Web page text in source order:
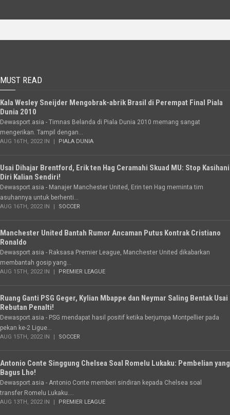
MUST READ
Kala Wesley Sneijder Mengobrak-abrik Brasil di Perempat Final Piala
Dunia 2010
Dewasport.asia - Timnas Belanda di Piala Dunia 2010 memang sangat
mengerikan. Tampil dengan...
AUG 16TH, 2022 IN PIALA DUNIA
Usai Dihajar Brentford, Erik ten Hag Ceramahi Skuad MU: Stop Kasihani
Diri Kalian Sendiri!
Dewasport.asia - Manajer Manchester United, Erin ten Hag meminta tim
asuhannya untuk berhenti...
AUG 16TH, 2022 IN SOCCER
Manchester United Bantah Rumor Ancaman Putus Kontrak Cristiano
Ronaldo
Dewasport.asia - Raksasa Premier League, Manchester United dikabarkan
membantah gosip yang...
AUG 15TH, 2022 IN PREMIER LEAGUE
Ruang Ganti PSG Geger, Kylian Mbappe dan Neymar Saling Bentak Usai
Rebutan Penalti!
Dewasport.asia - PSG mendapat hasil positif ketika berjumpa Montpellier pada
pekan ke-2 Ligue...
AUG 15TH, 2022 IN SOCCER
Antonio Conte Singgung Chelsea Soal Romelu Lukaku: Pembelian yang
Bagus Lho!
Dewasport.asia - Antonio Conte memberi sindiran kepada Chelsea soal
transfer Romelu Lukaku....
AUG 13TH, 2022 IN PREMIER LEAGUE